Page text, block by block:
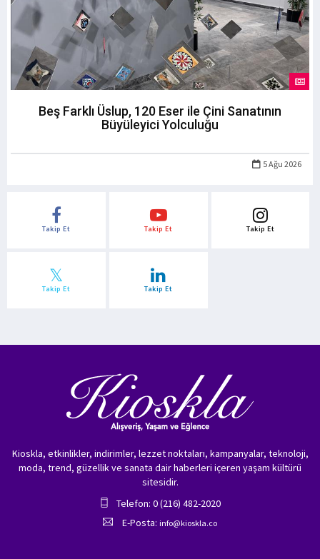
Beş Farklı Üslup, 120 Eser ile Çini Sanatının
Büyüleyici Yolculuğu
5 Ağu 2026
Takip Et Takip Et Takip Et
Takip Et Takip Et
Kioskla, etkinlikler, indirimler, lezzet noktaları, kampanyalar, teknoloji,
moda, trend, güzellik ve sanata dair haberleri içeren yaşam kültürü
sitesidir.
Telefon: 0 (216) 482-2020
E-Posta: info@kioskla.co